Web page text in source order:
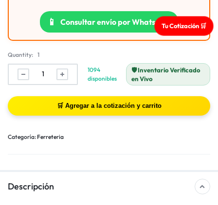
📱 Consultar envío por WhatsApp
Quantity: 1
1094
disponibles
🛡️ Inventario Verificado
en Vivo
Categoría: Ferreteria
Descripción
Tu Cotización 🛒